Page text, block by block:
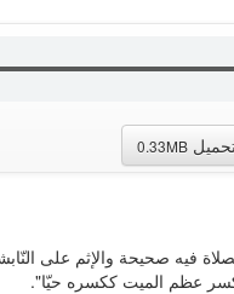
0.33MB
فيه صحيحة والإثم على
عظم الميت ككسره حيّا".